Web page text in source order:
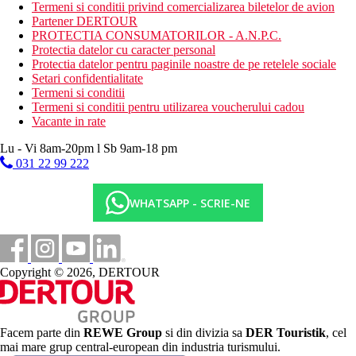
hol de intrare cu receptie
restaurantul principal
restaurant cu serviciu (1x per sejur gratuit, este necesara
rezervare)
2 snack baruri
7 baruri
2 patiserie
discoteca
club de noapte
2 piscine (sezlonguri, umbrele si prosoape gratuite)
piscina pentru copii
piscina cu hidromasaj
biblioteca
mini club cu piscina
loc de joaca
centru SPA
sali de conferinte
magazine
coafor
casa de schimb valutar
Descrierea plajei
plaja privata cu nisip lunga de 440 m cu pietricele (parte
Termeni si conditii privind comercializarea biletelor de avion
Partener DERTOUR
PROTECTIA CONSUMATORILOR - A.N.P.C.
Protectia datelor cu caracter personal
Protectia datelor pentru paginile noastre de pe retelele sociale
Setari confidentialitate
Termeni si conditii
Termeni si conditii pentru utilizarea voucherului cadou
Vacante in rate
Lu - Vi 8am-20pm l Sb 9am-18 pm
031 22 99 222
WHATSAPP - SCRIE-NE
Copyright © 2026, DERTOUR
Facem parte din REWE Group si din divizia sa DER Touristik, cel
mai mare grup central-european din industria turismului.